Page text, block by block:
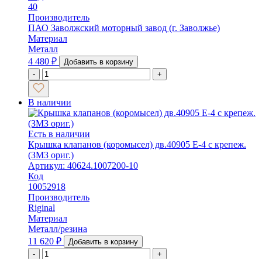
40
Производитель
ПАО Заволжский моторный завод (г. Заволжье)
Материал
Металл
4 480 ₽
Добавить в корзину
-
+
В наличии
Есть в наличии
Крышка клапанов (коромысел) дв.40905 Е-4 с крепеж.
(ЗМЗ ориг.)
Артикул: 40624.1007200-10
Код
10052918
Производитель
Riginal
Материал
Металл/резина
11 620 ₽
Добавить в корзину
-
+